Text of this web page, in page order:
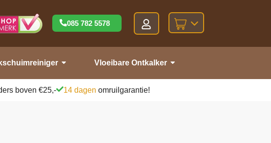
085 782 5578
Vloeibare Ontkalker
boven €25,- 14 dagen omruilgarantie!